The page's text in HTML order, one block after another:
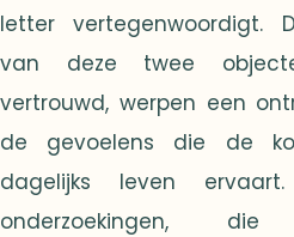
letter vertegenwoordigt.
van deze twee
vertrouwd, werpen een
de gevoelens die de
dagelijks leven
onderzoekingen,